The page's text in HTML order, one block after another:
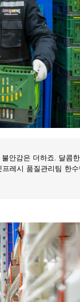
안감은 더하죠. 달콤
레시 품질관리팀 한